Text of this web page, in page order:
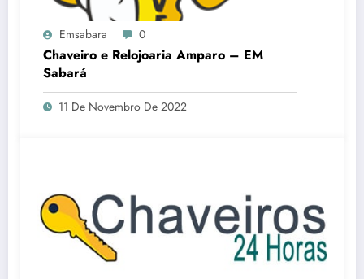
Emsabara 0
Chaveiro e Relojoaria Amparo – EM
Sabará
11 De Novembro De 2022